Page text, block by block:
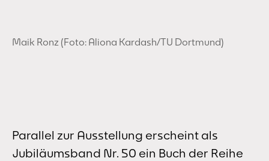
Maik Ronz (Foto: Aliona Kardash/TU Dortmund)
Parallel zur Ausstellung erscheint als
Jubiläumsband Nr. 50 ein Buch der Reihe